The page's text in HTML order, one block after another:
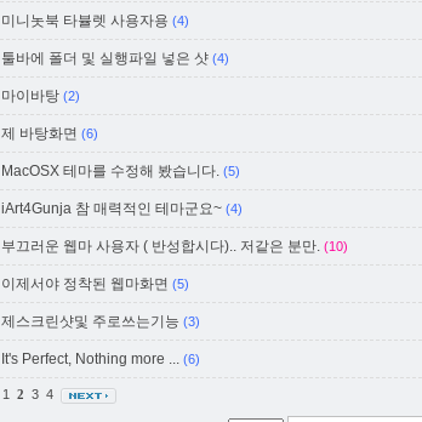
미니놋북 타뷸렛 사용자용 (4)
툴바에 폴더 및 실행파일 넣은 샷 (4)
마이바탕 (2)
제 바탕화면 (6)
MacOSX 테마를 수정해 봤습니다. (5)
iArt4Gunja 참 매력적인 테마군요~ (4)
부끄러운 웹마 사용자 ( 반성합시다).. 저같은 분만. (10)
이제서야 정착된 웹마화면 (5)
제스크린샷및 주로쓰는기능 (3)
It's Perfect, Nothing more ... (6)
1 2 3 4